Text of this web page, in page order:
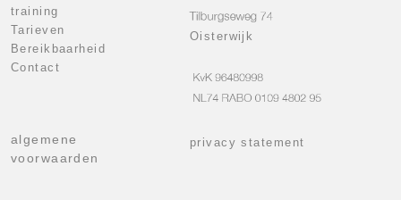
training
Tarieven
Bereikbaarheid
Contact
Oisterwijk
algemene
voorwaarden
privacy statement